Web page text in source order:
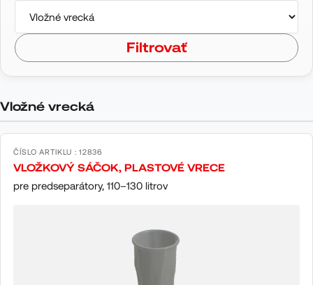
Filtrovať
Vložné vrecká
ČÍSLO ARTIKLU : 12836
VLOŽKOVÝ SÁČOK, PLASTOVÉ VRECE
pre predseparátory, 110–130 litrov